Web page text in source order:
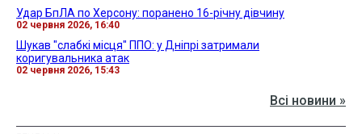
Удар БпЛА по Херсону: поранено 16-річну дівчину
02 червня 2026, 16:40
Шукав "слабкі місця" ППО: у Дніпрі затримали
коригувальника атак
02 червня 2026, 15:43
Всі новини »